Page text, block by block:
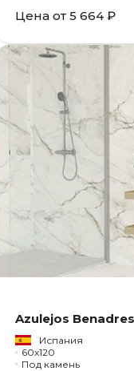
Цена от 5 664 ₽
Azulejos
Испания
60x120
Под камень